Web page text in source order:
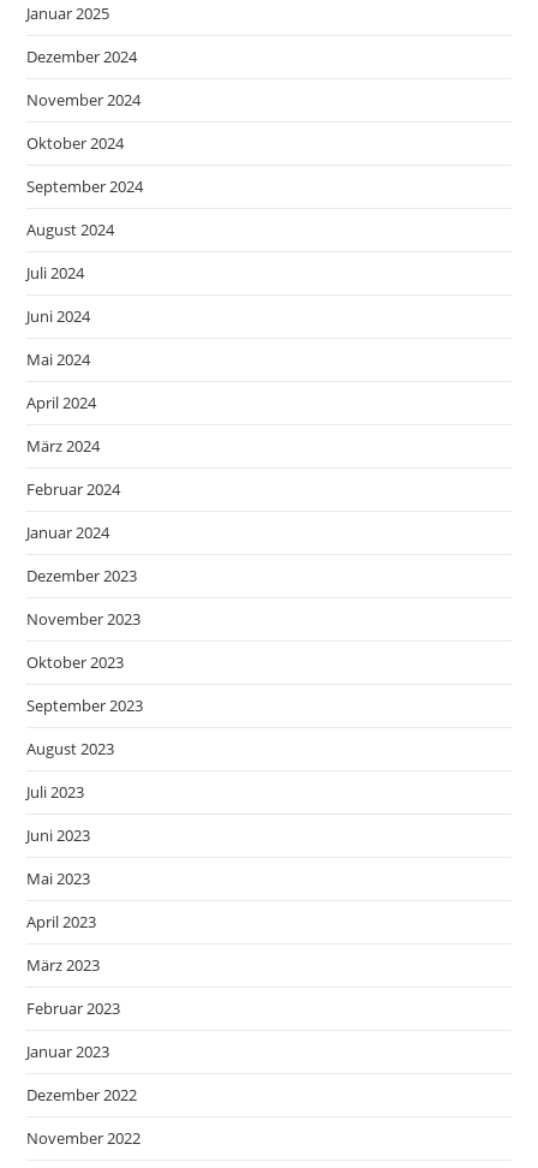
Januar 2025
Dezember 2024
November 2024
Oktober 2024
September 2024
August 2024
Juli 2024
Juni 2024
Mai 2024
April 2024
März 2024
Februar 2024
Januar 2024
Dezember 2023
November 2023
Oktober 2023
September 2023
August 2023
Juli 2023
Juni 2023
Mai 2023
April 2023
März 2023
Februar 2023
Januar 2023
Dezember 2022
November 2022